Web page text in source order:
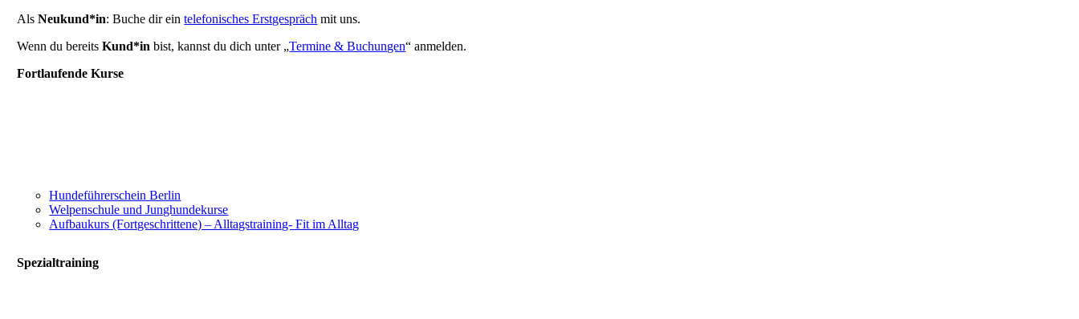
AlsNeukund*in: Buche dir eintelefonisches Erstgespräch mit uns.
Wenn du bereitsKund*in bist, kannst du dich unter „Termine & Buchungen“ anmelden.
Fortlaufende Kurse
Hundeführerschein Berlin
Welpenschule und Junghundekurse
Aufbaukurs (Fortgeschrittene) – Alltagstraining- Fit im Alltag
Spezialtraining